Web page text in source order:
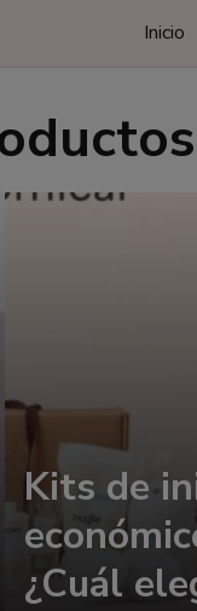
Inicio
Kits de
¿Cuál